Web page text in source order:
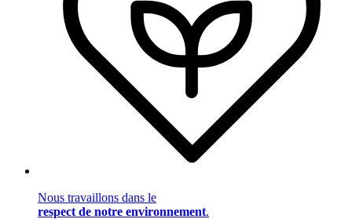
Nous travaillons dans le
respect de notre environnement.